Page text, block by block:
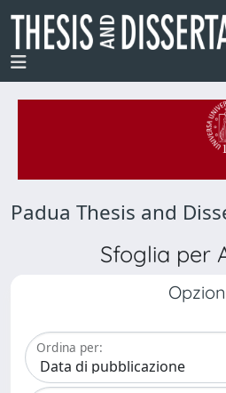
Padua Thesis and
Sfoglia per
Ordina per: